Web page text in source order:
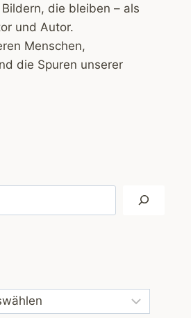
die bleiben – als
und Autor.
Menschen,
die Spuren unserer